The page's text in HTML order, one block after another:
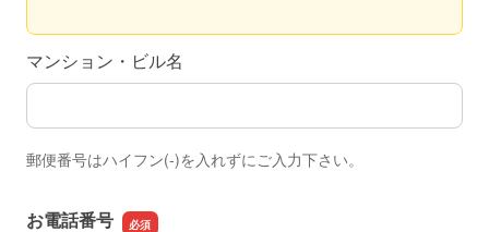
マンション・ビル名
郵便番号はハイフン(-)を入れずにご入力下さい。
お電話番号